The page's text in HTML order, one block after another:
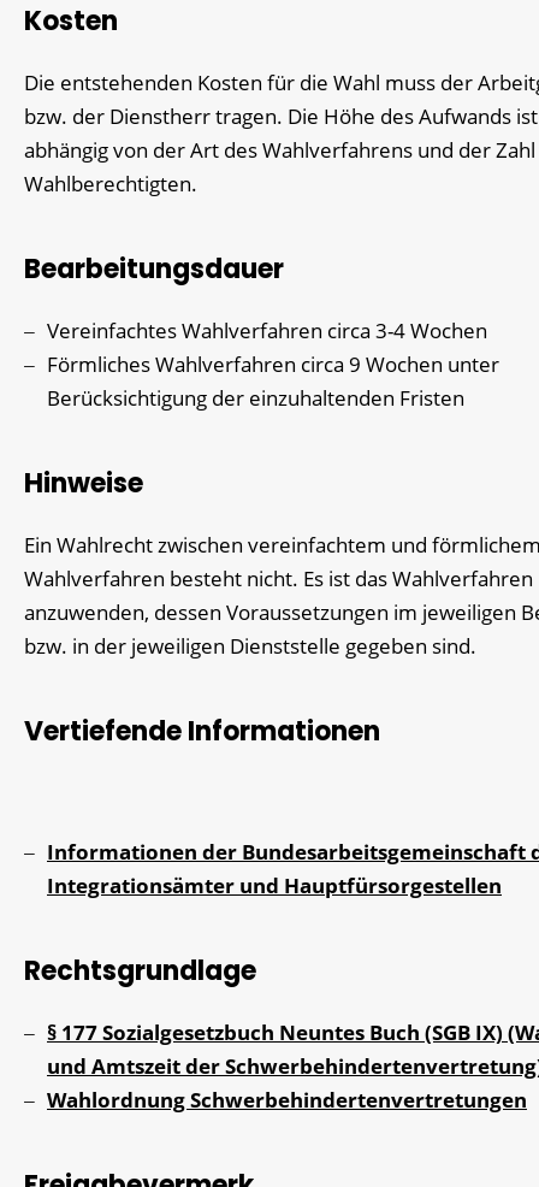
Kosten
Die entstehenden Kosten für die Wahl muss der
bzw. der Dienstherr tragen. Die Höhe des Aufwands ist
abhängig von der Art des Wahlverfahrens und der
Wahlberechtigten.
Bearbeitungsdauer
Vereinfachtes Wahlverfahren circa 3-4 Wochen
Förmliches Wahlverfahren circa 9 Wochen unter
Berücksichtigung der einzuhaltenden Fristen
Hinweise
Ein Wahlrecht zwischen vereinfachtem und
Wahlverfahren besteht nicht. Es ist das Wahlverfahren
anzuwenden, dessen Voraussetzungen im jeweiligen
bzw. in der jeweiligen Dienststelle gegeben sind.
Vertiefende Informationen
Informationen der Bundesarbeitsgemeinschaft
Integrationsämter und Hauptfürsorgestellen
Rechtsgrundlage
§ 177 Sozialgesetzbuch Neuntes Buch (SGB IX)
und Amtszeit der
Wahlordnung Schwerbehindertenvertretungen